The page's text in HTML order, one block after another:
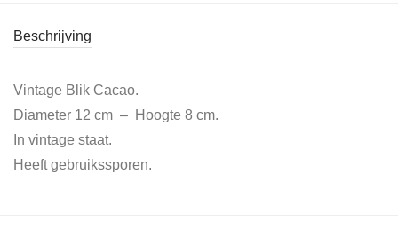
Beschrijving
Vintage Blik Cacao.
Diameter 12 cm – Hoogte 8 cm.
In vintage staat.
Heeft gebruikssporen.